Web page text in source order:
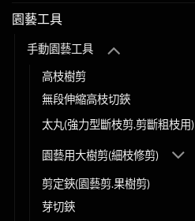
園藝工具
手動園藝工具
高枝樹剪
無段伸縮高枝切鋏
太丸(強力型斷枝剪.剪斷粗枝用)
園藝用大樹剪(細枝修剪)
剪定鋏(園藝剪.果樹剪)
芽切鋏